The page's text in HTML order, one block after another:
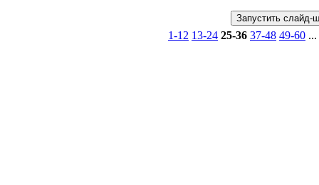
1-12 13-24 25-36 37-48 49-60 ...